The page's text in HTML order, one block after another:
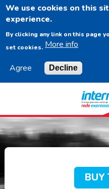
We use cookies on this
experience.
By clicking any link on this page
set cookies. More info
Agree Decline
BUY